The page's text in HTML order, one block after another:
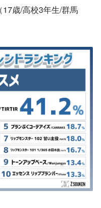
17歳/高校3年生/群馬